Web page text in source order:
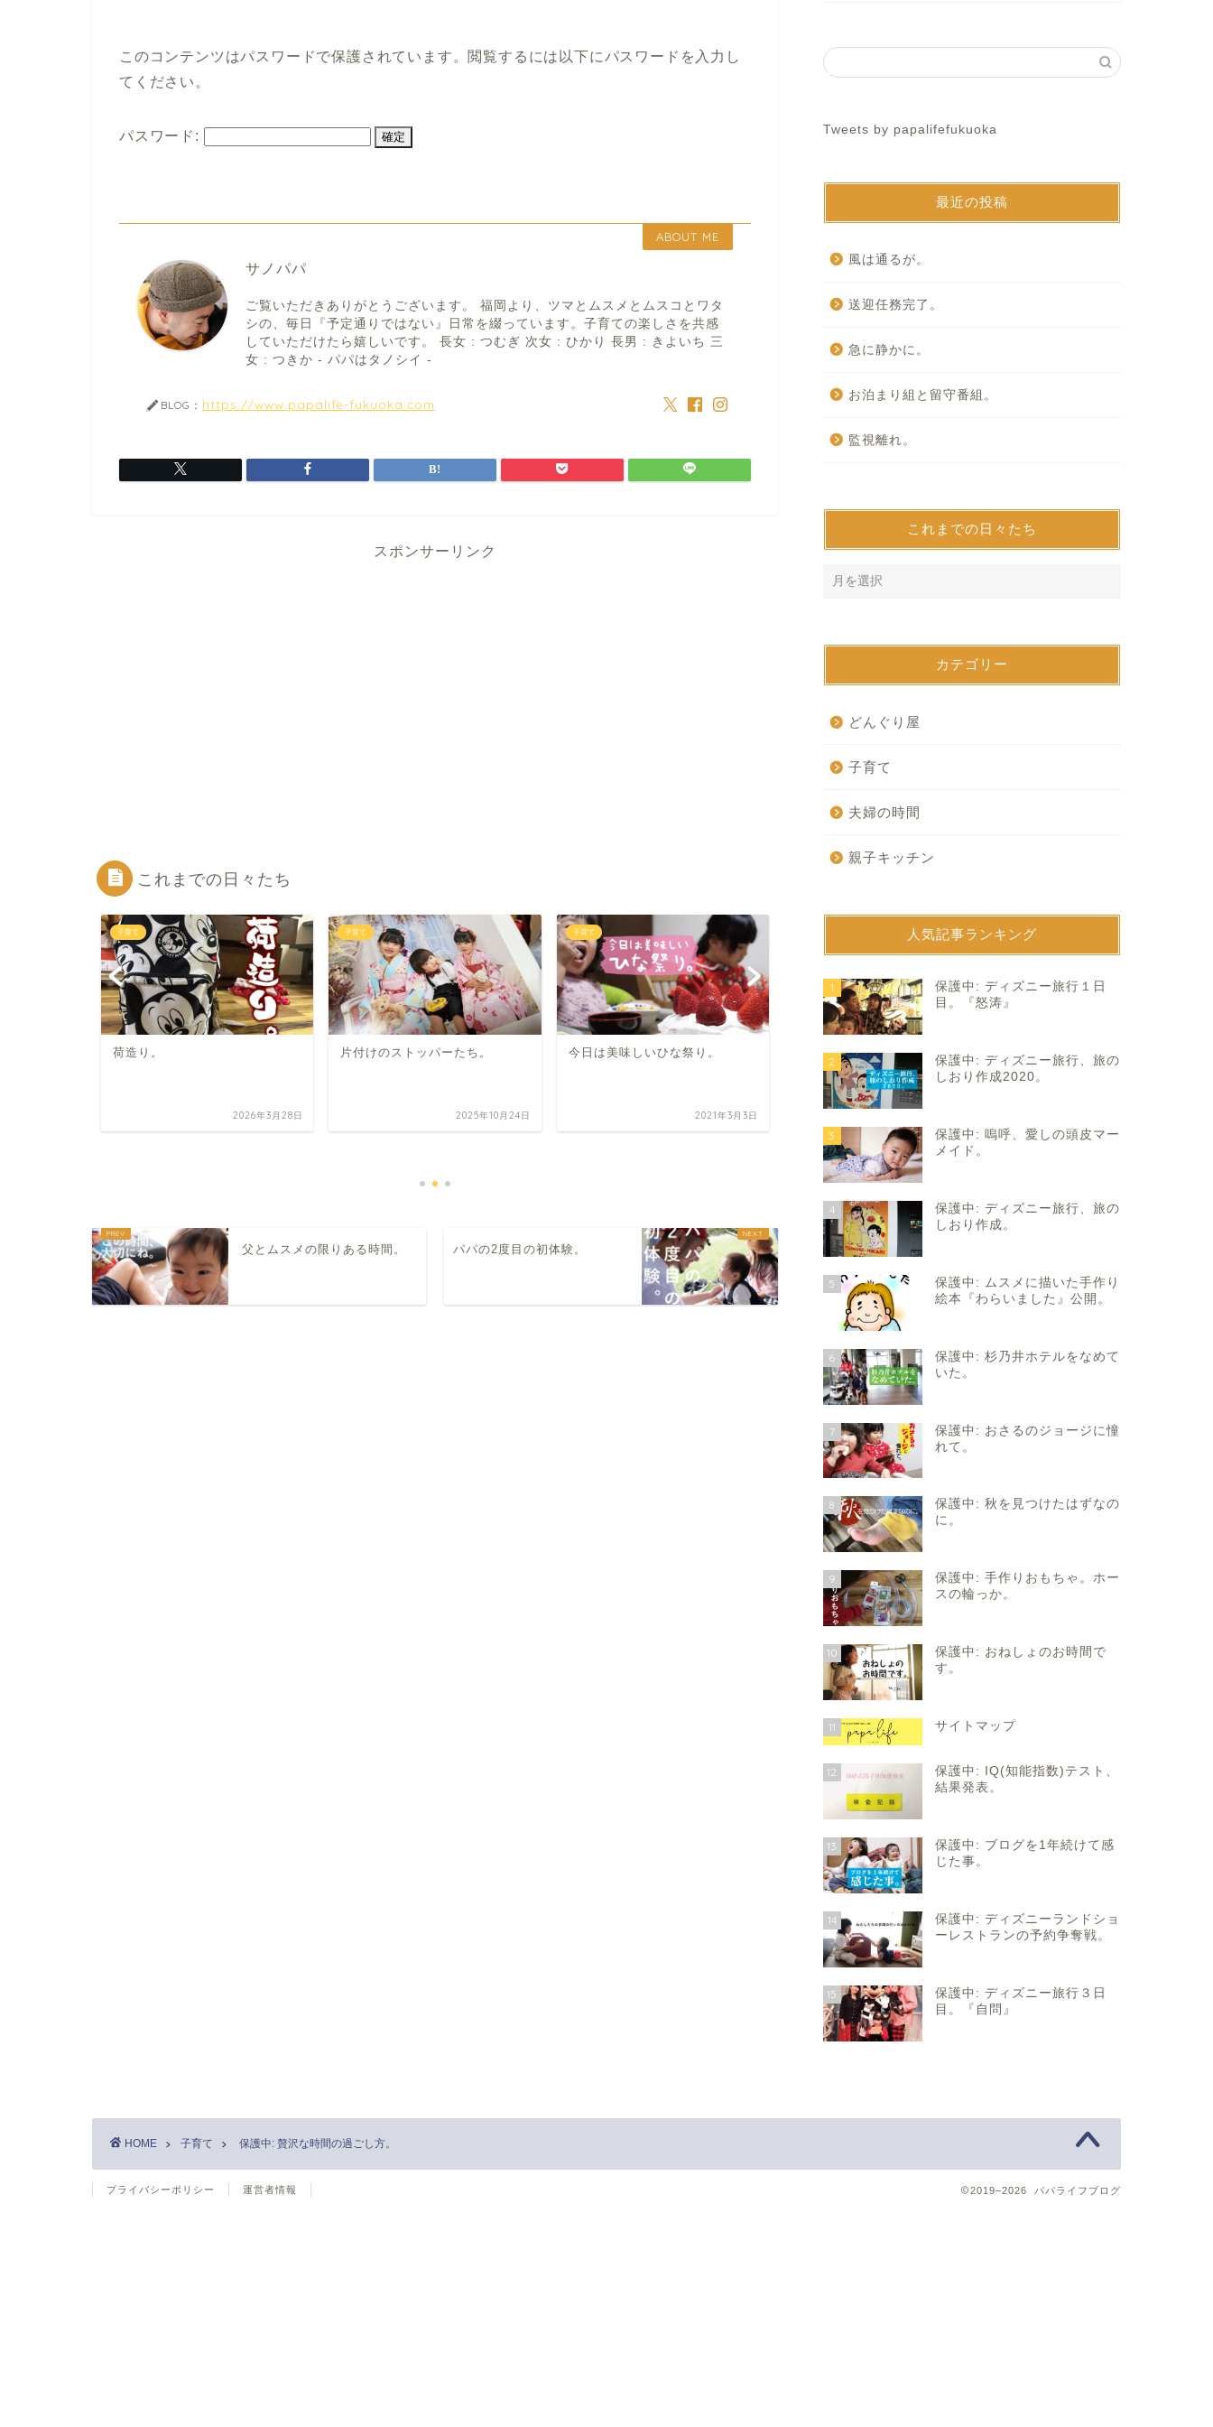
このコンテンツはパスワードで保護されています。閲覧するには以下にパスワードを入力し
てください。
パスワード:
ABOUT ME
サノパパ
ご覧いただきありがとうございます。 福岡より、ツマとムスメとムスコとワタ
シの、毎日『予定通りではない』日常を綴っています。子育ての楽しさを共感
していただけたら嬉しいです。 長女 : つむぎ 次女 : ひかり 長男 : きよいち 三
女 : つきか - パパはタノシイ -
BLOG： https://www.papalife-fukuoka.com
スポンサーリンク
これまでの日々たち
子育て
荷造り。
2026年3月28日
子育て
片付けのストッパーたち。
2025年10月24日
子育て
今日は美味しいひな祭り。
2021年3月3日
荷造り。
2026年3月28日
子育て
片付けのストッパーたち。
父とムスメの限りある時間。 パパの2度目の初体験。
Tweets by papalifefukuoka
最近の投稿
風は通るが。
送迎任務完了。
急に静かに。
お泊まり組と留守番組。
監視離れ。
これまでの日々たち
カテゴリー
どんぐり屋
子育て
夫婦の時間
親子キッチン
人気記事ランキング
1
保護中: ディズニー旅行１日
目。『怒涛』
2
保護中: ディズニー旅行、旅の
しおり作成2020。
3
保護中: 嗚呼、愛しの頭皮マー
メイド。
4
保護中: ディズニー旅行、旅の
しおり作成。
5
保護中: ムスメに描いた手作り
絵本『わらいました』公開。
6
保護中: 杉乃井ホテルをなめて
いた。
7
保護中: おさるのジョージに憧
れて。
8
保護中: 秋を見つけたはずなの
に。
9
保護中: 手作りおもちゃ。ホー
スの輪っか。
10
保護中: おねしょのお時間で
す。
11 サイトマップ
12
保護中: IQ(知能指数)テスト、
結果発表。
13
保護中: ブログを1年続けて感
じた事。
14
保護中: ディズニーランドショ
ーレストランの予約争奪戦。
15
保護中: ディズニー旅行３日
目。『自問』
HOME 子育て 保護中: 贅沢な時間の過ごし方。
プライバシーポリシー 運営者情報 2019–2026 パパライフブログ